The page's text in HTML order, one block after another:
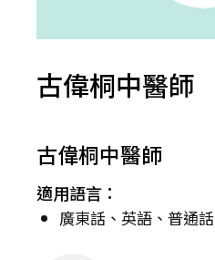
古偉桐中醫師
古偉桐中醫師
適用語言：
廣東話、英語、普通話